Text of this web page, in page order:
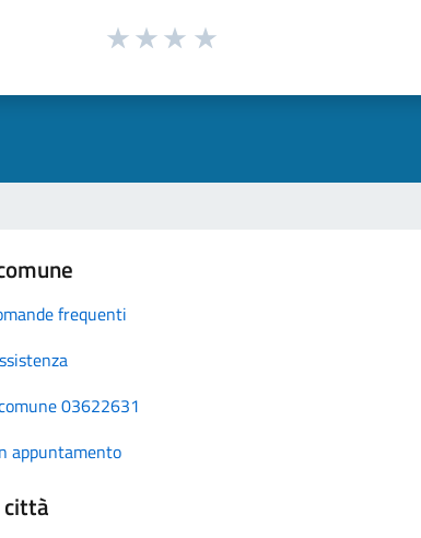
frequenti
03622631
appuntamento
città